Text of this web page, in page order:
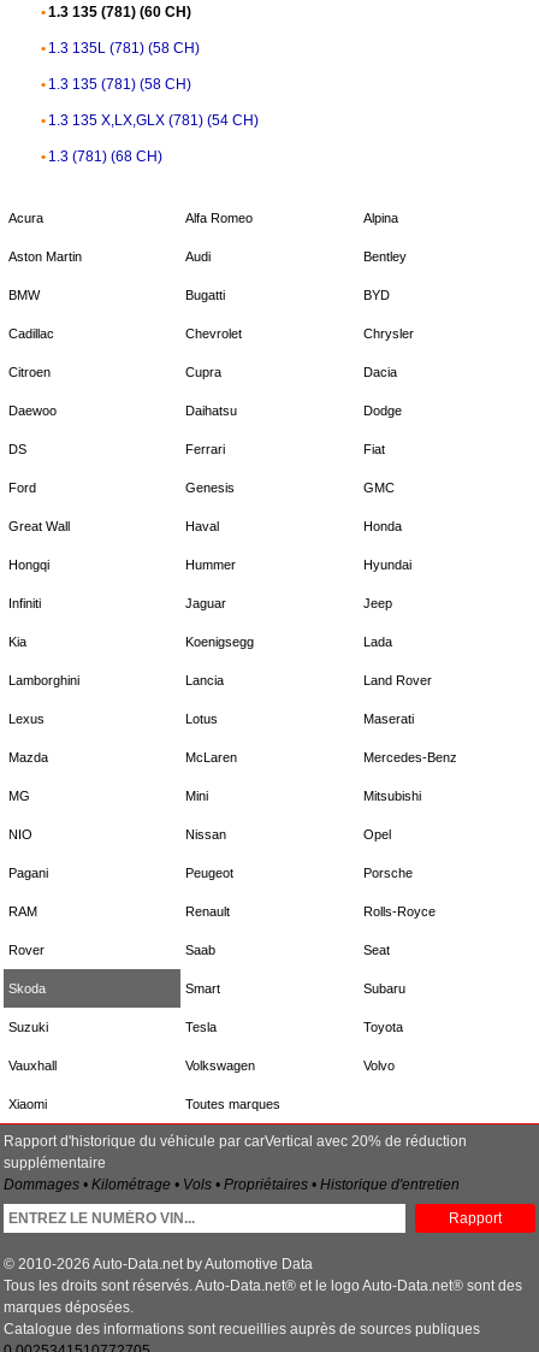
1.3 135 (781) (60 CH)
1.3 135L (781) (58 CH)
1.3 135 (781) (58 CH)
1.3 135 X,LX,GLX (781) (54 CH)
1.3 (781) (68 CH)
Acura Alfa Romeo Alpina
Aston Martin Audi Bentley
BMW Bugatti BYD
Cadillac Chevrolet Chrysler
Citroen Cupra Dacia
Daewoo Daihatsu Dodge
DS Ferrari Fiat
Ford Genesis GMC
Great Wall Haval Honda
Hongqi Hummer Hyundai
Infiniti Jaguar Jeep
Kia Koenigsegg Lada
Lamborghini Lancia Land Rover
Lexus Lotus Maserati
Mazda McLaren Mercedes-Benz
MG Mini Mitsubishi
NIO Nissan Opel
Pagani Peugeot Porsche
RAM Renault Rolls-Royce
Rover Saab Seat
Skoda Smart Subaru
Suzuki Tesla Toyota
Vauxhall Volkswagen Volvo
Xiaomi Toutes marques
Rapport d'historique du véhicule par carVertical avec 20% de réduction
supplémentaire
Dommages • Kilométrage • Vols • Propriétaires • Historique d'entretien
Rapport
© 2010-2026 Auto-Data.net by Automotive Data
Tous les droits sont réservés. Auto-Data.net® et le logo Auto-Data.net® sont des
marques déposées.
Catalogue des informations sont recueillies auprès de sources publiques